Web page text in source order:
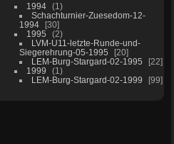
1994
1
Schachturnier-Zuesedom-12-
1994
30
1995
2
LVM-U11-letzte-Runde-und-
Siegerehrung-05-1995
20
LEM-Burg-Stargard-02-1995
22
1999
1
LEM-Burg-Stargard-02-1999
99